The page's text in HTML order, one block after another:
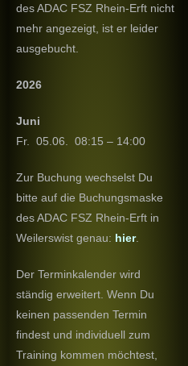
des ADAC FSZ Rhein-Erft nicht
mehr angezeigt, ist er leider
ausgebucht.
2026
Juni
Fr. 05.06. 08:15 – 14:00
Zur Buchung wechselst Du
bitte auf die Buchungsmaske
des ADAC FSZ Rhein-Erft in
Weilerswist genau: hier.
Der Terminkalender wird
ständig erweitert. Wenn Du
keinen passenden Termin
findest und individuell zum
Training kommen möchtest,